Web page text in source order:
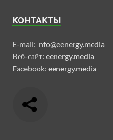
КОНТАКТЫ
E-mail: info@eenergy.media
Веб-сайт: eenergy.media
Facebook: eenergy.media